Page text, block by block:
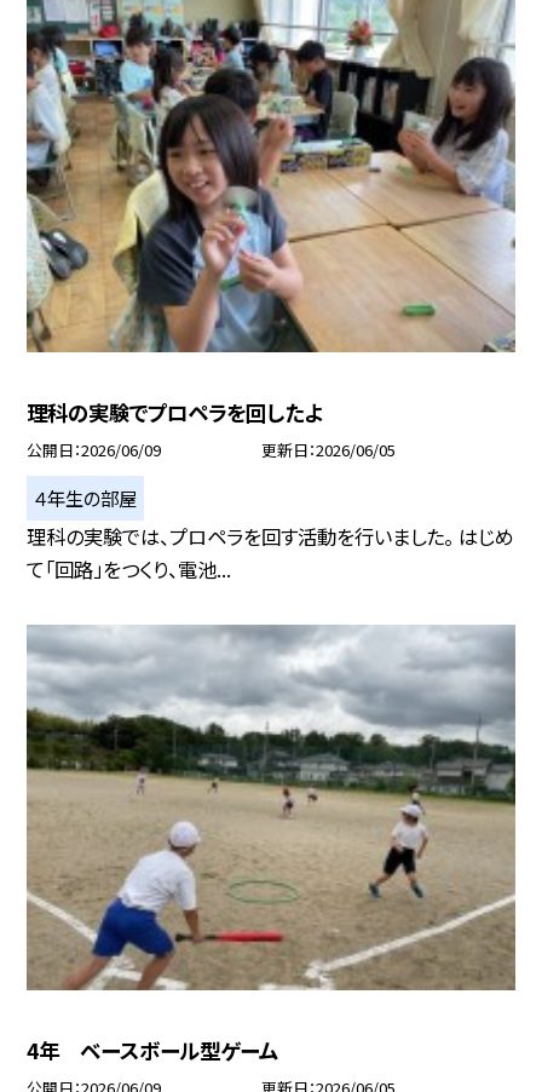
理科の実験でプロペラを回したよ
公開日 2026/06/09 更新日 2026/06/05
４年生の部屋
理科の実験では、プロペラを回す活動を行いました。 はじめ
て「回路」をつくり、電池...
4年 ベースボール型ゲーム